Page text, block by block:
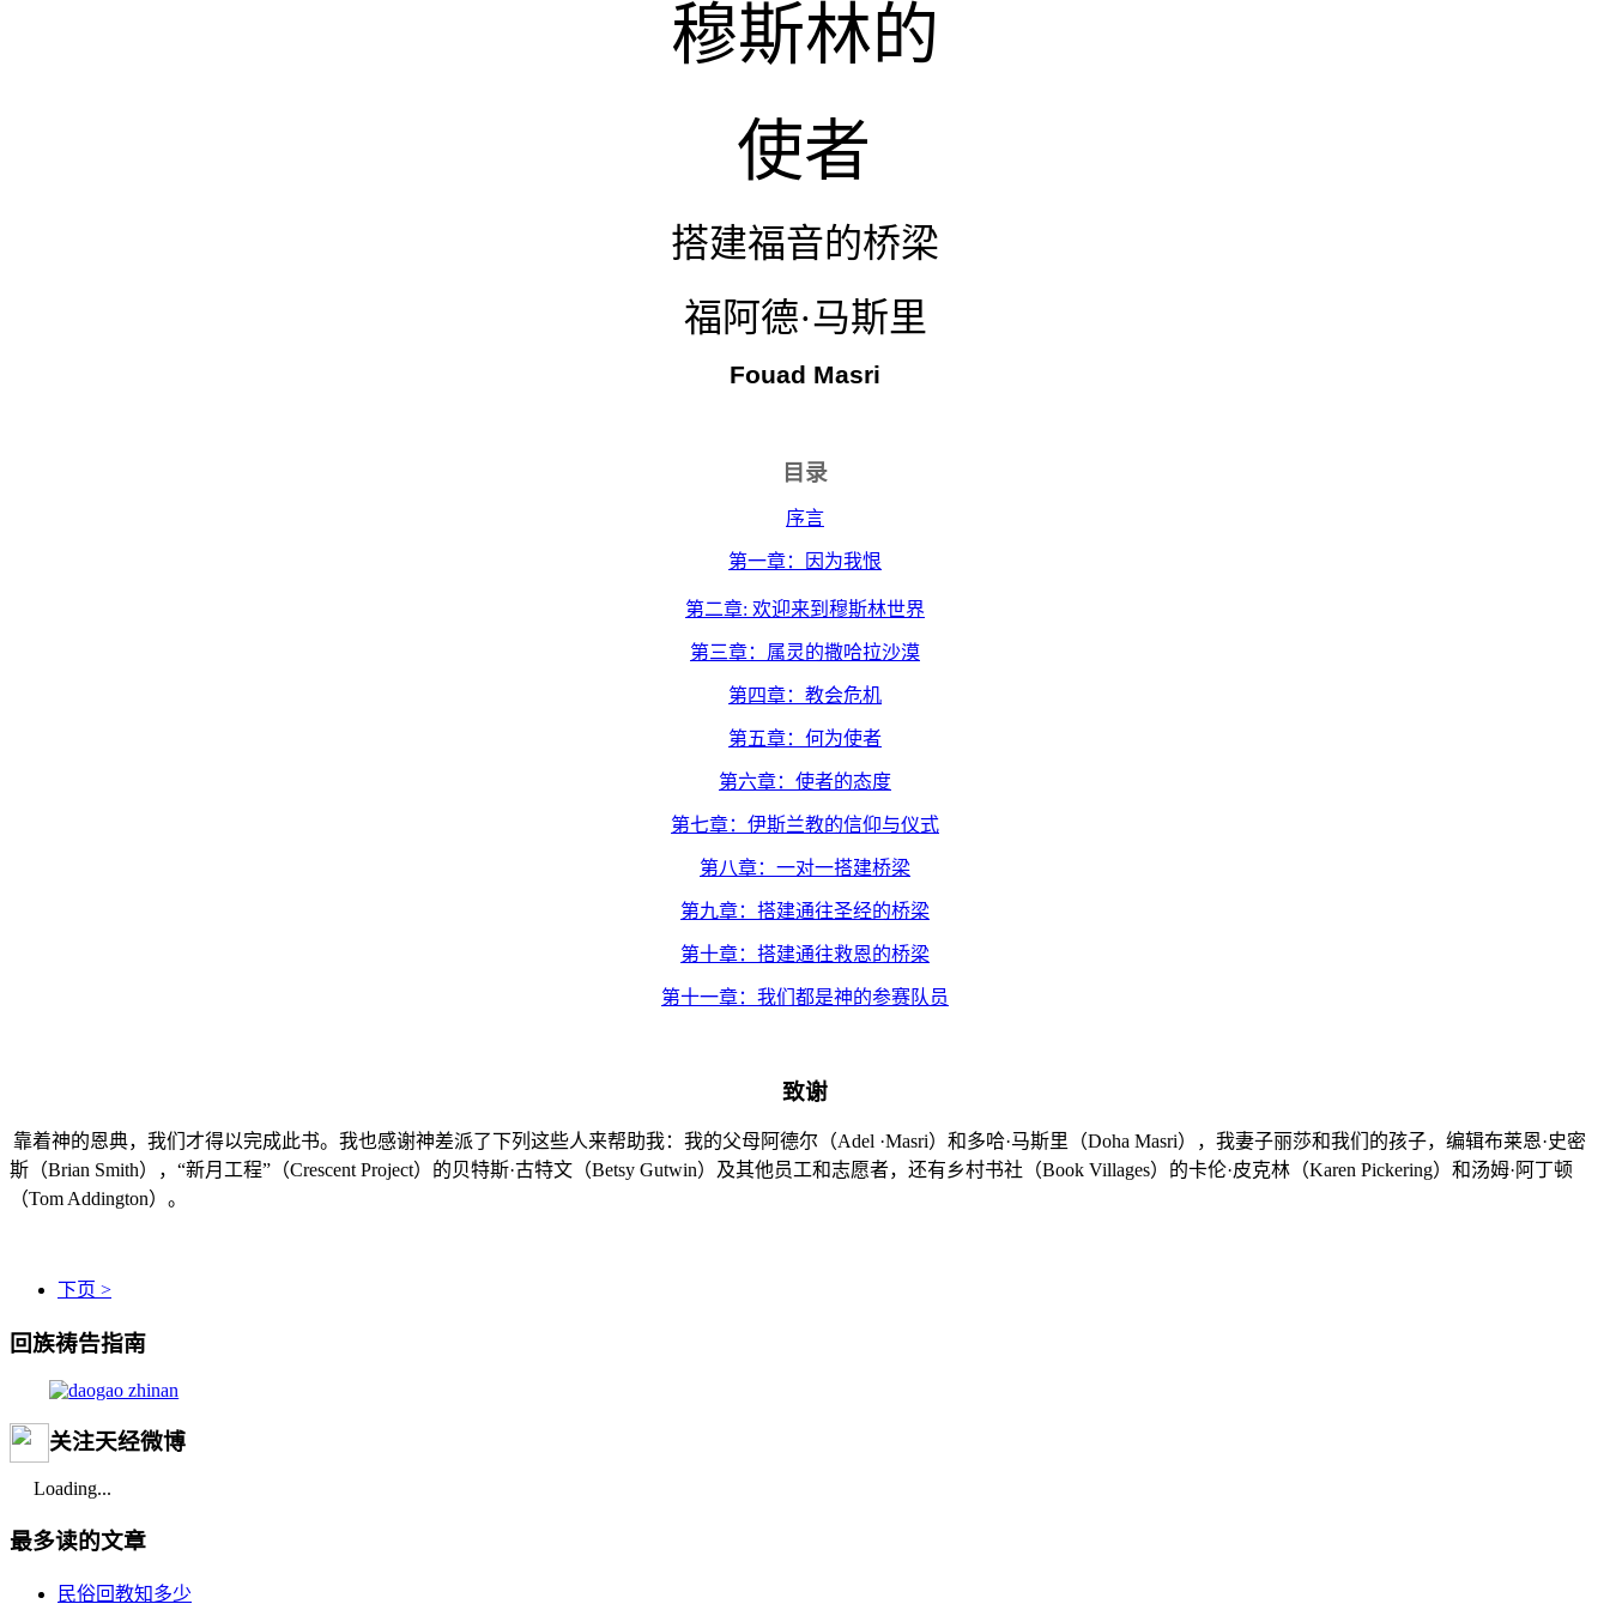
穆斯林的
使者
搭建福音的桥梁
福阿德·马斯里
Fouad Masri
目录
序言
第一章：因为我恨
第二章: 欢迎来到穆斯林世界
第三章：属灵的撒哈拉沙漠
第四章：教会危机
第五章：何为使者
第六章：使者的态度
第七章：伊斯兰教的信仰与仪式
第八章：一对一搭建桥梁
第九章：搭建通往圣经的桥梁
第十章：搭建通往救恩的桥梁
第十一章：我们都是神的参赛队员
致谢
靠着神的恩典，我们才得以完成此书。我也感谢神差派了下列这些人来帮助我：我的父母阿德尔（Adel ·Masri）和多哈·马斯里（Doha Masri），我妻子丽莎和我们的孩子，编辑布莱恩·史密
斯（Brian Smith），“新月工程”（Crescent Project）的贝特斯·古特文（Betsy Gutwin）及其他员工和志愿者，还有乡村书社（Book Villages）的卡伦·皮克林（Karen Pickering）和汤姆·阿丁顿
（Tom Addington）。
下页 >
回族祷告指南
关注天经微博
Loading...
最多读的文章
民俗回教知多少